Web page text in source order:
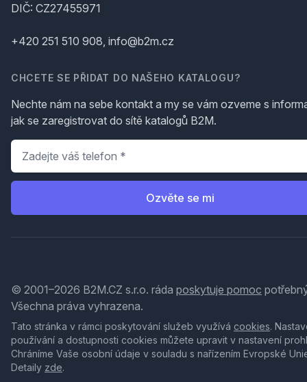
DIČ: CZ27455971
+420 251 510 908, info@b2m.cz
CHCETE SE PŘIDAT DO NAŠEHO KATALOGU?
Nechte nám na sebe kontakt a my se vám ozveme s
jak se zaregistrovat do sítě katalogů B2M.
Telefon
Ozvěte se mi
© 2001–2026 B2M.CZ s.r.o. ráda poskytuje pomoc
Všechna práva vyhrazena.
Tato stránka v rámci poskytování služeb využívá cookies.
používání a dostupnosti cookies můžete upravit v nastavení
Chráníme Vaše osobní údaje v souladu s nařízením Evropské
Detaily zde.